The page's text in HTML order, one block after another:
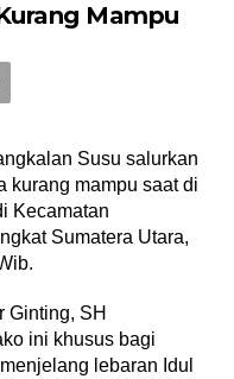
Mampu
Susu salurkan
kurang mampu saat di
Kecamatan
Sumatera Utara,
Ginting, SH
ini khusus bagi
lebaran Idul